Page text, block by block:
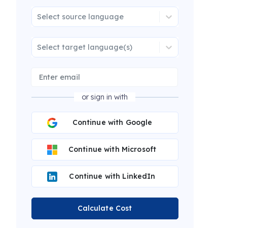
Select source language
Select target language(s)
or sign in with
Continue with Google
Continue with Microsoft
Continue with LinkedIn
Calculate Cost